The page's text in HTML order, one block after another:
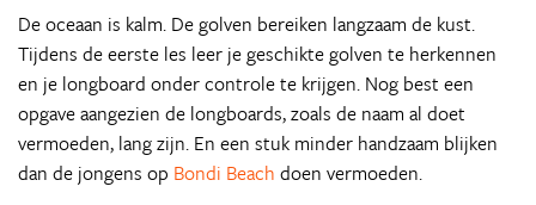
De oceaan is kalm. De golven bereiken langzaam de kust.
Tijdens de eerste les leer je geschikte golven te herkennen
en je longboard onder controle te krijgen. Nog best een
opgave aangezien de longboards, zoals de naam al doet
vermoeden, lang zijn. En een stuk minder handzaam blijken
dan de jongens op Bondi Beach doen vermoeden.